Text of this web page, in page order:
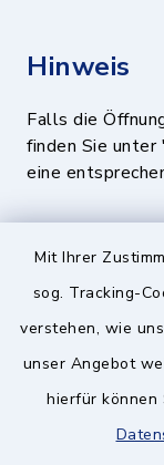
Mit Ihrer
sog. Tracking-
verstehen, wie
unser Angebot
hierfür können
Hinweis
Falls die
finden Sie
eine
Quicklinks
BayernPortal
Landratsamt